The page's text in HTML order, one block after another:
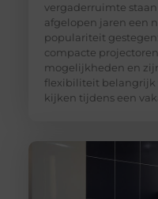
vergaderruimte staan
afgelopen jaren een
populariteit
compacte
mogelijkheden en
flexibiliteit belangrijk
kijken tijdens een